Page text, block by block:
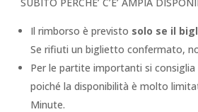
Il rimborso è previsto solo se il
Se rifiuti un biglietto confermato,
Per le partite importanti si consiglia
poiché la disponibilità è molto
Minute.